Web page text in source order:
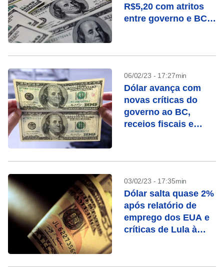
R$5,20 com atritos
entre governo e BC,
06/02/23 - 17:27min
Dólar avança com
novas críticas do
governo ao BC,
receios fiscais e
03/02/23 - 17:35min
Dólar salta quase 2%
após relatório de
emprego dos EUA e
críticas de Lula à